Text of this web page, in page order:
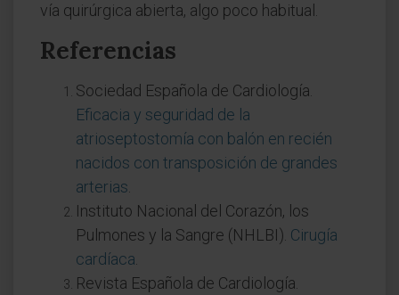
vía quirúrgica abierta, algo poco habitual.
Referencias
Sociedad Española de Cardiología.
Eficacia y seguridad de la
atrioseptostomía con balón en recién
nacidos con transposición de grandes
arterias
Instituto Nacional del Corazón, los
Pulmones y la Sangre (NHLBI). Cirugía
cardíaca
Revista Española de Cardiología.